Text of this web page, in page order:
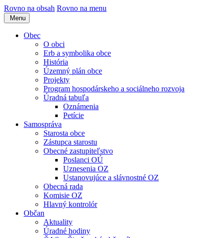
Rovno na obsah Rovno na menu
Menu
Obec
O obci
Erb a symbolika obce
História
Územný plán obce
Projekty
Program hospodárskeho a sociálneho rozvoja
Úradná tabuľa
Oznámenia
Petície
Samospráva
Starosta obce
Zástupca starostu
Obecné zastupiteľstvo
Poslanci OÚ
Uznesenia OZ
Ustanovujúce a slávnostné OZ
Obecná rada
Komisie OZ
Hlavný kontrolór
Občan
Aktuality
Úradné hodiny